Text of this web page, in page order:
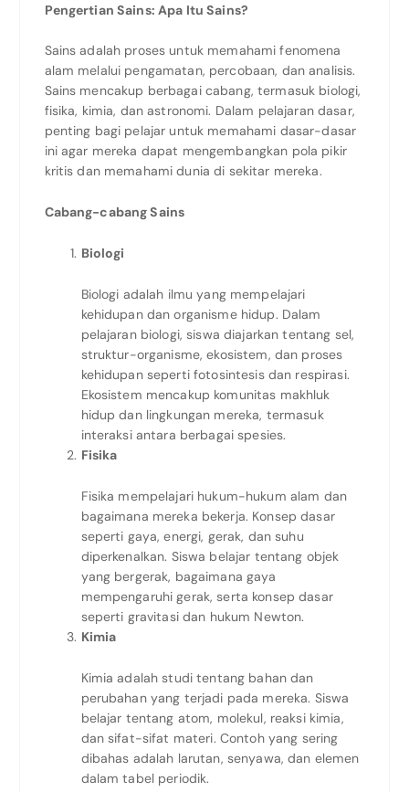
Pengertian Sains: Apa Itu Sains?
Sains adalah proses untuk memahami fenomena
alam melalui pengamatan, percobaan, dan analisis.
Sains mencakup berbagai cabang, termasuk biologi,
fisika, kimia, dan astronomi. Dalam pelajaran dasar,
penting bagi pelajar untuk memahami dasar-dasar
ini agar mereka dapat mengembangkan pola pikir
kritis dan memahami dunia di sekitar mereka.
Cabang-cabang Sains
Biologi
Biologi adalah ilmu yang mempelajari
kehidupan dan organisme hidup. Dalam
pelajaran biologi, siswa diajarkan tentang sel,
struktur-organisme, ekosistem, dan proses
kehidupan seperti fotosintesis dan respirasi.
Ekosistem mencakup komunitas makhluk
hidup dan lingkungan mereka, termasuk
interaksi antara berbagai spesies.
Fisika
Fisika mempelajari hukum-hukum alam dan
bagaimana mereka bekerja. Konsep dasar
seperti gaya, energi, gerak, dan suhu
diperkenalkan. Siswa belajar tentang objek
yang bergerak, bagaimana gaya
mempengaruhi gerak, serta konsep dasar
seperti gravitasi dan hukum Newton.
Kimia
Kimia adalah studi tentang bahan dan
perubahan yang terjadi pada mereka. Siswa
belajar tentang atom, molekul, reaksi kimia,
dan sifat-sifat materi. Contoh yang sering
dibahas adalah larutan, senyawa, dan elemen
dalam tabel periodik.